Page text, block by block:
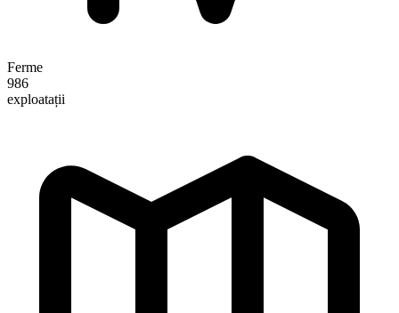
Ferme
986
exploatații